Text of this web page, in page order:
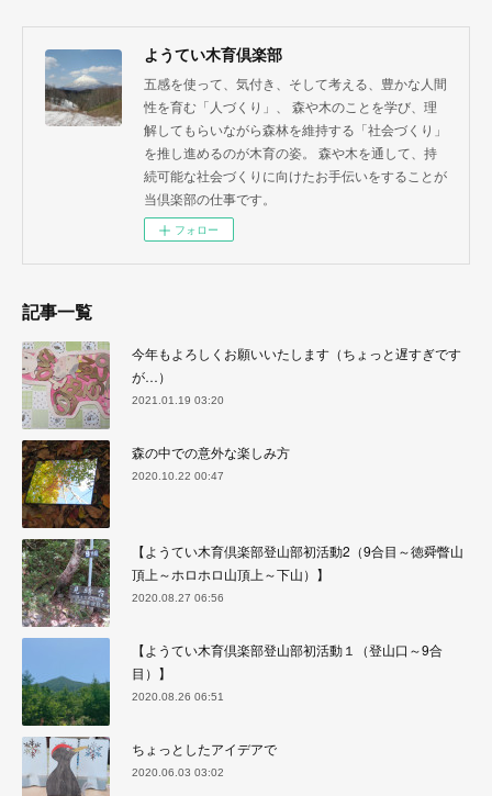
ようてい木育倶楽部
五感を使って、気付き、そして考える、豊かな人間
性を育む「人づくり」、 森や木のことを学び、理
解してもらいながら森林を維持する「社会づくり」
を推し進めるのが木育の姿。 森や木を通して、持
続可能な社会づくりに向けたお手伝いをすることが
当倶楽部の仕事です。
フォロー
記事一覧
今年もよろしくお願いいたします（ちょっと遅すぎです
が…）
2021.01.19 03:20
森の中での意外な楽しみ方
2020.10.22 00:47
【ようてい木育倶楽部登山部初活動2（9合目～徳舜瞥山
頂上～ホロホロ山頂上～下山）】
2020.08.27 06:56
【ようてい木育倶楽部登山部初活動１（登山口～9合
目）】
2020.08.26 06:51
ちょっとしたアイデアで
2020.06.03 03:02